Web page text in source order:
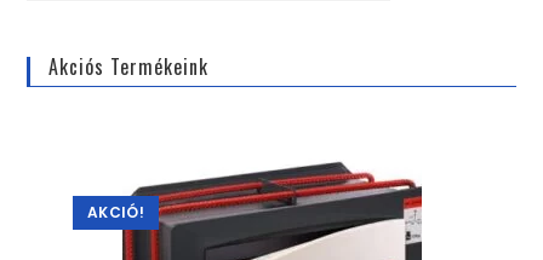
Akciós Termékeink
AKCIÓ!